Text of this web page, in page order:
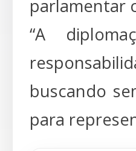
parlamentar
“A
buscando
para